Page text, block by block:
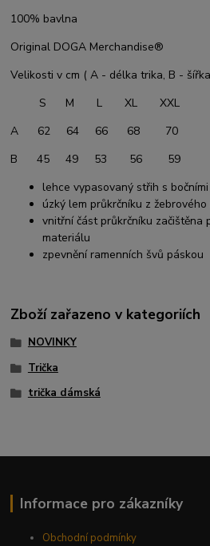
100% bavlna
Original DOGA Merchandise®
Velikosti v cm ( A - délka trika, B -
S M L XL XXL
A 62 64 66 68 70
B 45 49 53 56 59
lehce vypasovaný střih s
úzký lem průkrčníku z
vnitřní část průkrčníku začištěna
materiálu
zpevnění ramenních švů páskou
Zboží zařazeno v kategoriích
NOVINKY
Trička
trička dámská
Informace pro zákazníky
Obchodní podmínky